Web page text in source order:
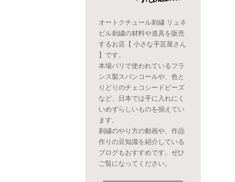
オートクチュール刺繍 リュネ
ビル刺繍の材料や道具を販売
するお店【 小さな手芸屋さん
】です。
本場パリで使われているフラ
ンス製スパンコールや、色と
りどりのチェコシードビーズ
など、日本では手に入れにく
いめずらしいものを揃えてい
ます。
刺繍のやり方の動画や、作品
作りの豆知識を紹介している
ブログもおすすめです。ぜひ
ご覧になってください。